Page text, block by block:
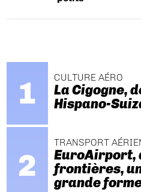
CULTURE AÉRO
La Cigogne,
Hispano-
TRANSPORT
EuroAirport,
frontières,
grande